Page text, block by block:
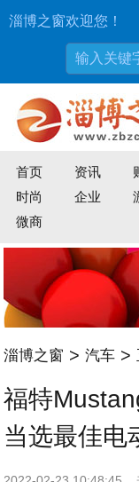
淄博之窗欢迎您！
首页 资讯
时尚
企业
微商
淄博之窗 > 汽车 >
福特
当选最佳电